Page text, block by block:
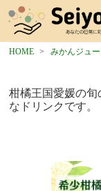
HOME みかんジュ
柑橘王国愛媛の旬
なドリンクです。